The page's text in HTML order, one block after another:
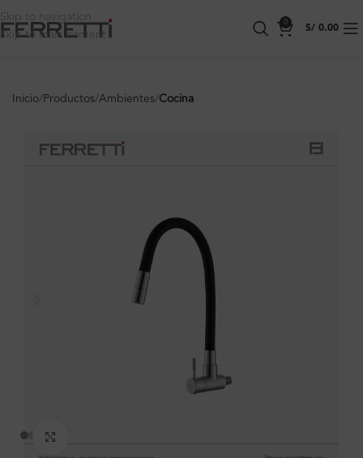
Skip to navigation
Skip to main content
0
S/ 0.00
Inicio Productos Ambientes Cocina